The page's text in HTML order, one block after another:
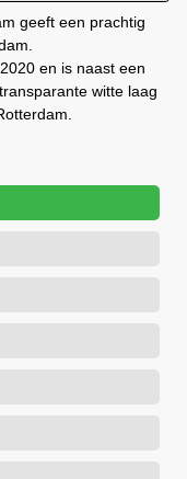
geeft een prachtig
en is naast een
witte laag